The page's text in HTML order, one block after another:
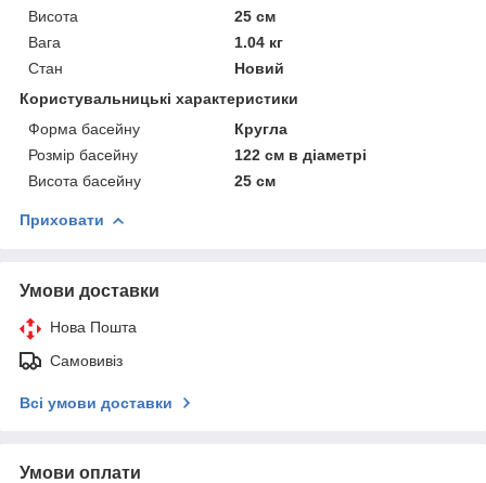
Висота
25 см
Вага
1.04 кг
Стан
Новий
Користувальницькі характеристики
Форма басейну
Кругла
Розмір басейну
122 см в діаметрі
Висота басейну
25 см
Приховати
Умови доставки
Нова Пошта
Самовивіз
Всі умови доставки
Умови оплати